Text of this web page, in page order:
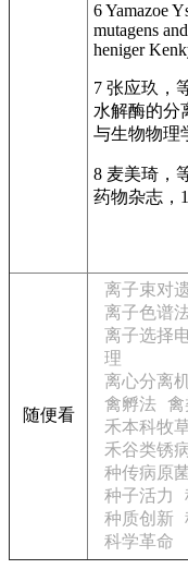
6 Yamazoe
mutagens
heniger
7 张应玖，
水解酶的分
与生物物理
8 麦美琦，
药物杂志，
随便看
离子束对
离子色谱
离子选择
理
离心分离
禽孵法 禽
禾本科牧
禾谷类锈
种传病原
种子活力
种质创新
科学革命